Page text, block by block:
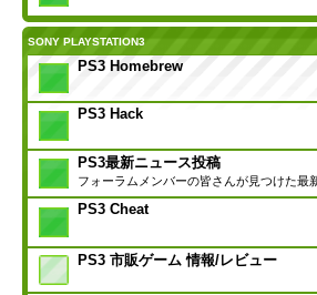
SONY PLAYSTATION3
PS3 Homebrew
PS3 Hack
PS3最新ニュース投稿
フォーラムメンバーの皆さんが見つけた最
PS3 Cheat
PS3 市販ゲーム 情報/レビュー